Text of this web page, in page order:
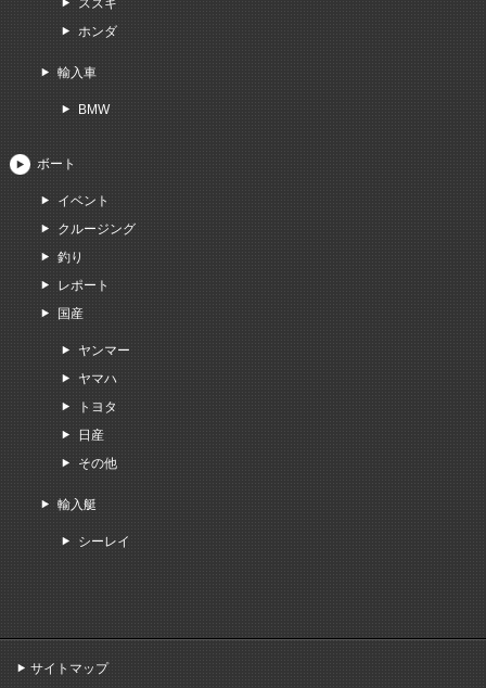
スズキ
ホンダ
輸入車
BMW
ボート
イベント
クルージング
釣り
レポート
国産
ヤンマー
ヤマハ
トヨタ
日産
その他
輸入艇
シーレイ
サイトマップ